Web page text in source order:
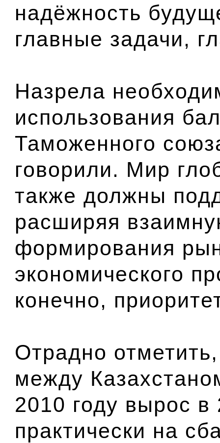
надёжность
главные задачи,
Назрела
использования
Таможенного
говорили. Мир
также должны
расширяя
формирования
экономического
конечно,
Отрадно
между
2010 году вырос
практически на